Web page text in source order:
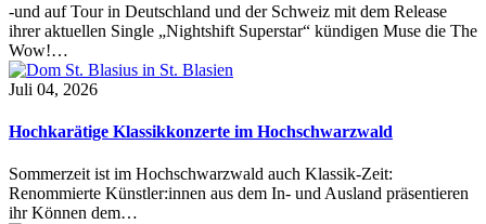
-und auf Tour in Deutschland und der Schweiz mit dem Release
ihrer aktuellen Single „Nightshift Superstar“ kündigen Muse die The
Wow!…
Juli 04, 2026
Hochkarätige Klassikkonzerte im Hochschwarzwald
Sommerzeit ist im Hochschwarzwald auch Klassik-Zeit:
Renommierte Künstler:innen aus dem In- und Ausland präsentieren
ihr Können dem…